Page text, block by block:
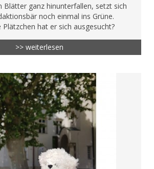
Blätter ganz hinunterfallen, setzt sich
noch einmal ins Grüne.
Plätzchen hat er sich ausgesucht?
>> weiterlesen